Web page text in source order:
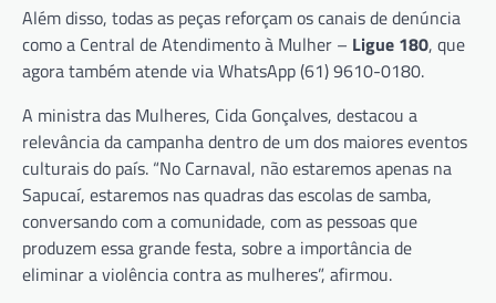
Além disso, todas as peças reforçam os canais de denúncia
como a Central de Atendimento à Mulher – Ligue 180, que
agora também atende via WhatsApp (61) 9610-0180.
A ministra das Mulheres, Cida Gonçalves, destacou a
relevância da campanha dentro de um dos maiores eventos
culturais do país. “No Carnaval, não estaremos apenas na
Sapucaí, estaremos nas quadras das escolas de samba,
conversando com a comunidade, com as pessoas que
produzem essa grande festa, sobre a importância de
eliminar a violência contra as mulheres”, afirmou.